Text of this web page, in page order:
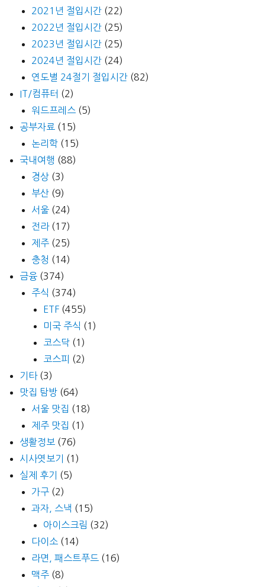
2021년 절입시간 (22)
2022년 절입시간 (25)
2023년 절입시간 (25)
2024년 절입시간 (24)
연도별 24절기 절입시간 (82)
IT/컴퓨터 (2)
워드프레스 (5)
공부자료 (15)
논리학 (15)
국내여행 (88)
경상 (3)
부산 (9)
서울 (24)
전라(17)
제주 (25)
충청 (14)
금융 (374)
주식 (374)
ETF (455)
미국 주식 (1)
코스닥 (1)
코스피 (2)
기타(3)
맛집 탐방 (64)
서울 맛집 (18)
제주 맛집 (1)
생활정보 (76)
시사엿보기
(1)
실제 후기
(5)
가구 (2)
과자, 스낵 (15)
아이스크림 (32)
다이소 (14)
라면, 패스트푸드 (16)
맥주 (8)